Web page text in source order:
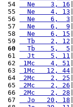
54
  Ne    3, 16
55
  Ne    4, 13
56
  Ne    6,  3
57
  Ne    6,  9
58
  Ne    6, 15
59
  Tb    2, 12
60
  Tb    5,  5
61
  Jt    5, 11
62
1Mc    4, 51
63
1Mc   12, 44
64
2Mc    2, 25
65
2Mc    2, 26
66
2Mc    2, 28
67
  Jo   20, 18